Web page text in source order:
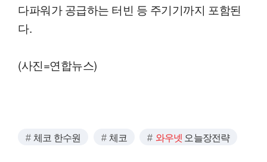
다파워가 공급하는 터빈 등 주기기까지 포함된
다.
(사진=연합뉴스)
체코 한수원 체코 와우넷 오늘장전략